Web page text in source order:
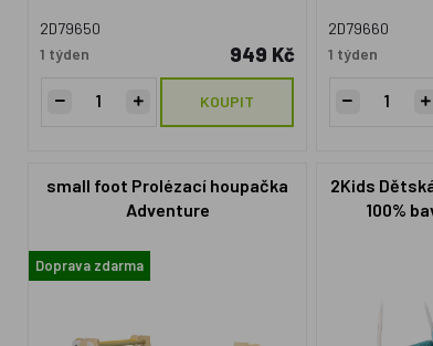
2D79650
1 týden
949 Kč
KOUPIT
2D79660
1 týden
small foot Prolézací houpačka
Adventure
Doprava zdarma
2Kids
100%